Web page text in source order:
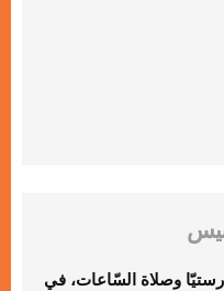
وصلاة السّاعات، في